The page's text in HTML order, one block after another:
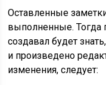
Оставленные
выполненные. Тогда
создавал будет
и произведено
изменения, следует: